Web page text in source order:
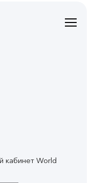
кабинет World